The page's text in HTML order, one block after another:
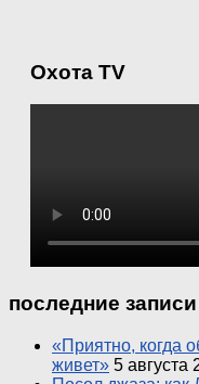
Охота TV
последние записи
«Приятно, когда
живет» 5 августа